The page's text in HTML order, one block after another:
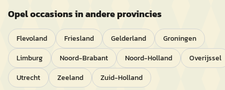
Opeloccasions in andere provincies
Flevoland Friesland Gelderland
Groningen
Limburg
Noord-Brabant Noord-Holland
Overijssel
Utrecht
Zeeland Zuid-Holland